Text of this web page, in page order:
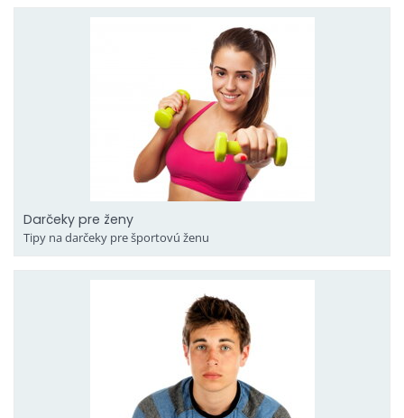
Darčeky pre ženy
Tipy na darčeky pre športovú ženu